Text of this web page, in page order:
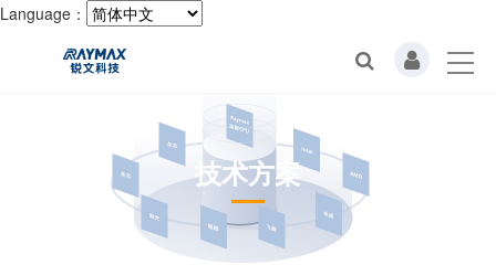
Language：
技术方案